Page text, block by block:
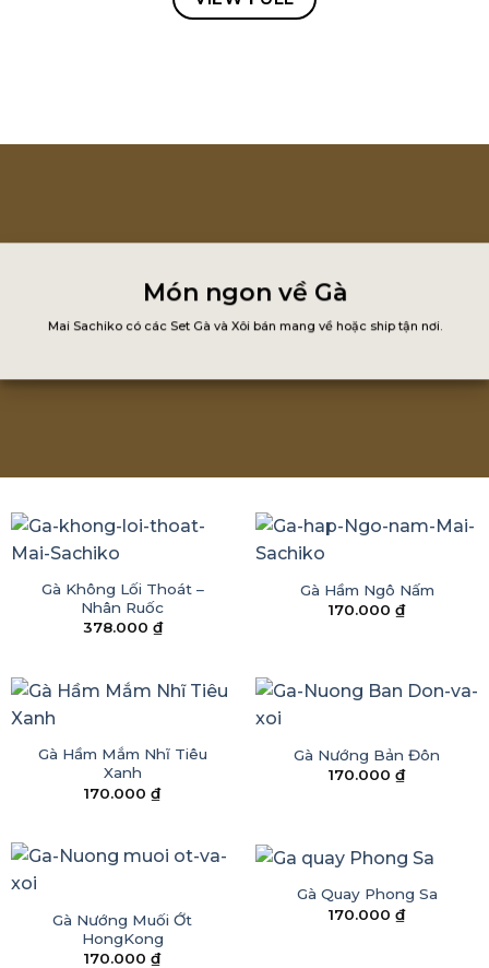
Món ngon về Gà
Mai Sachiko có các Set Gà và Xôi bán mang về hoặc ship tận nơi.
Gà Không Lối Thoát –
Nhân Ruốc
378.000 ₫
Gà Hầm Ngô Nấm
170.000 ₫
Gà Hầm Mắm Nhĩ Tiêu
Xanh
170.000 ₫
Gà Nướng Bản Đôn
170.000 ₫
Gà Nướng Muối Ớt
HongKong
170.000 ₫
Gà Quay Phong Sa
170.000 ₫